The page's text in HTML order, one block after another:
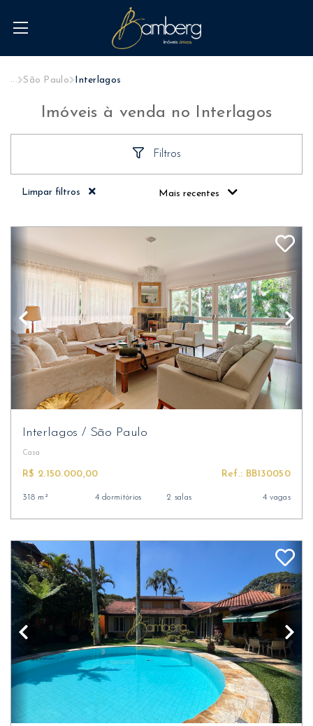
... São Paulo Interlagos
Imóveis à venda no Interlagos
Filtros
Limpar filtros Mais recentes
Interlagos/ São Paulo
Casa
R$ 2.150.000,00 Ref.: BB130050
318 m² 4 dormitórios 2 salas 4 vagas